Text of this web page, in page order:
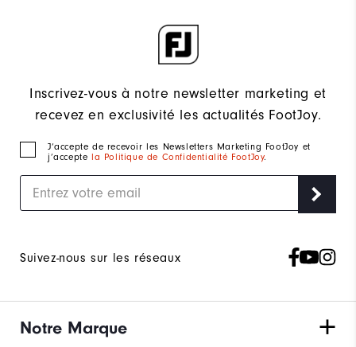
Inscrivez-vous à notre newsletter marketing et
recevez en exclusivité les actualités FootJoy.
J‘accepte de recevoir les Newsletters Marketing FootJoy et
j’accepte
la Politique de Confidentialité FootJoy.
Suivez-nous sur les réseaux
Notre Marque